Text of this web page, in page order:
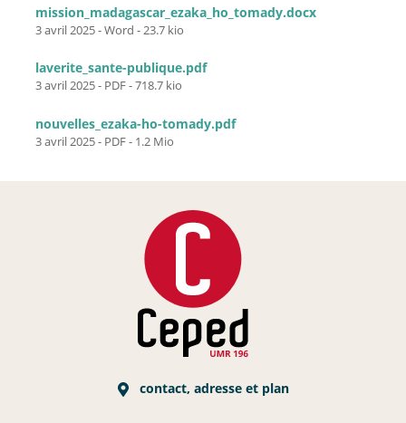
mission_madagascar_ezaka_ho_tomady.docx
3 avril 2025-Word -23.7 kio
laverite_sante-publique.pdf
3 avril 2025- PDF-718.7 kio
nouvelles_ezaka-ho-tomady.pdf
3 avril 2025- PDF- 1.2 Mio
contact, adresse et plan